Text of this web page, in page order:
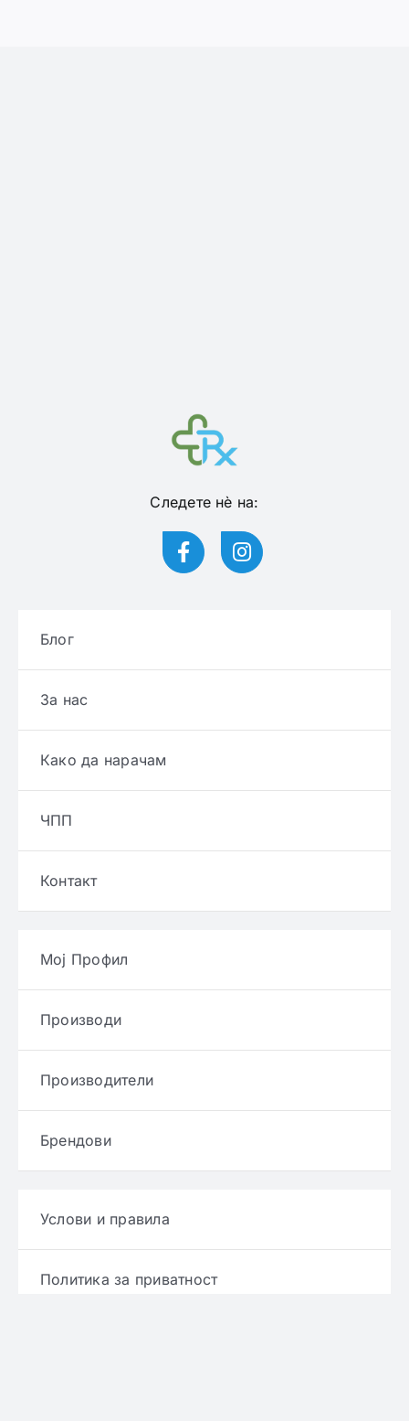
Следете нѐ на:
Блог
За нас
Како да нарачам
ЧПП
Контакт
Мој Профил
Производи
Производители
Брендови
Услови и правила
Политика за приватност